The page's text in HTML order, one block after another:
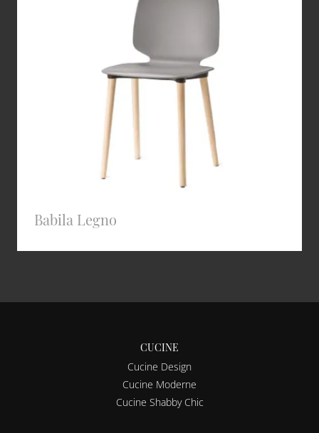
Babila Legno
CUCINE
Cucine Design
Cucine Moderne
Cucine Shabby Chic